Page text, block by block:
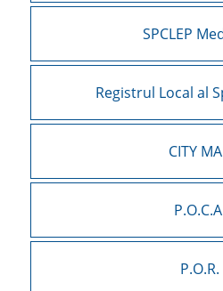
SPCLEP
Registrul Local al
CITY
P.O.R.